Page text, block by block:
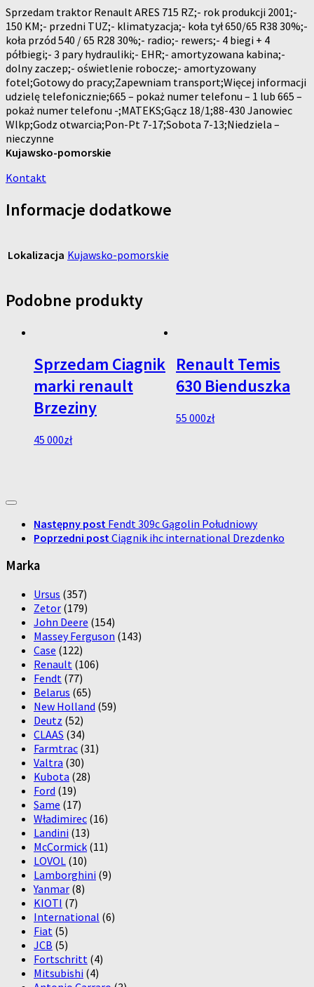
Sprzedam traktor Renault ARES 715 RZ;- rok produkcji 2001;-
150 KM;- przedni TUZ;- klimatyzacja;- koła tył 650/65 R38 30%;-
koła przód 540 / 65 R28 30%;- radio;- rewers;- 4 biegi + 4
półbiegi;- 3 pary hydrauliki;- EHR;- amortyzowana kabina;-
dolny zaczep;- oświetlenie robocze;- amortyzowany
fotel;Gotowy do pracy;Zapewniam transport;Więcej informacji
udzielę telefonicznie;665 – pokaż numer telefonu – 1 lub 665 –
pokaż numer telefonu -;MATEKS;Gącz 18/1;88-430 Janowiec
Wlkp;Godz otwarcia;Pon-Pt 7-17;Sobota 7-13;Niedziela –
nieczynne
Kujawsko-pomorskie
Kontakt
Informacje dodatkowe
Lokalizacja Kujawsko-pomorskie
Podobne produkty
Sprzedam Ciagnik
marki renault
Brzeziny
45 000zł
Renault Temis
630 Bienduszka
55 000zł
Następny post Fendt 309c Gągolin Południowy
Poprzedni post Ciągnik ihc international Drezdenko
Marka
Ursus (357)
Zetor (179)
John Deere (154)
Massey Ferguson (143)
Case (122)
Renault (106)
Fendt (77)
Belarus (65)
New Holland (59)
Deutz (52)
CLAAS (34)
Farmtrac (31)
Valtra (30)
Kubota (28)
Ford (19)
Same (17)
Władimirec (16)
Landini (13)
McCormick (11)
LOVOL (10)
Lamborghini (9)
Yanmar (8)
KIOTI (7)
International (6)
Fiat (5)
JCB (5)
Fortschritt (4)
Mitsubishi (4)